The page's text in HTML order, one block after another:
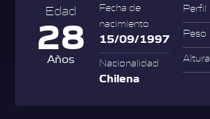
Edad
28
Años
Fecha de
nacimiento
15/09/1997
Nacionalidad
Chilena
Perfil
Peso
Altura